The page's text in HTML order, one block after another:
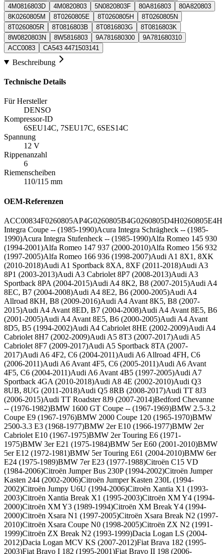
4M0816803D
4M0820803 5N0820803F 80A816803
80A820803
8K0260805M
8T0260805E 8T0260805H
8T0260805N
8T0260805R
8T0816803B 8T0816803G
8T0816803K
8W0820803N
8W5816803 9A781680300
9A781680310
ACC0083
CA543 4471503141
Beschreibung
Technische Details
Für Hersteller
DENSO
Kompressor-ID
6SEU14C, 7SEU17C, 6SES14C
Spannung
12 V
Rippenanzahl
6
Riemenscheiben
110/115 mm
OEM-Referenzen
ACC00834F0260805AP4G0260805B4G0260805D4H0260805E
Integra Coupe -- (1985-1990)Acura Integra Schrägheck -- (1985-
1990)Acura Integra Stufenheck -- (1985-1990)Alfa Romeo 145 930
(1994-2001)Alfa Romeo 147 937 (2000-2010)Alfa Romeo 156 932
(1997-2005)Alfa Romeo 166 936 (1998-2007)Audi A1 8X1, 8XK
(2010-2018)Audi A1 Sportback 8XA, 8XF (2011-2018)Audi A3
8P1 (2003-2013)Audi A3 Cabriolet 8P7 (2008-2013)Audi A3
Sportback 8PA (2004-2015)Audi A4 8K2, B8 (2007-2015)Audi A4
8EC, B7 (2004-2008)Audi A4 8E2, B6 (2000-2005)Audi A4
Allroad 8KH, B8 (2009-2016)Audi A4 Avant 8K5, B8 (2007-
2015)Audi A4 Avant 8ED, B7 (2004-2008)Audi A4 Avant 8E5, B6
(2001-2005)Audi A4 Avant 8E5, B6 (2000-2005)Audi A4 Avant
8D5, B5 (1994-2002)Audi A4 Cabriolet 8HE (2002-2009)Audi A4
Cabriolet 8H7 (2002-2009)Audi A5 8T3 (2007-2017)Audi A5
Cabriolet 8F7 (2009-2017)Audi A5 Sportback 8TA (2007-
2017)Audi A6 4F2, C6 (2004-2011)Audi A6 Allroad 4FH, C6
(2006-2011)Audi A6 Avant 4F5, C6 (2005-2011)Audi A6 Avant
4F5, C6 (2004-2011)Audi A6 Avant 4B5 (1997-2005)Audi A7
Sportback 4GA (2010-2018)Audi A8 4E (2002-2010)Audi Q3
8UB, 8UG (2011-2018)Audi Q5 8RB (2008-2017)Audi TT 8J3
(2006-2015)Audi TT Roadster 8J9 (2007-2014)Bedford Chevanne
-- (1976-1982)BMW 1600 GT Coupe -- (1967-1969)BMW 2.5-3.2
Coupe E9 (1967-1976)BMW 2000 Coupe 120 (1965-1970)BMW
2500-3.3 E3 (1968-1977)BMW 2er E10 (1966-1977)BMW 2er
Cabriolet E10 (1967-1975)BMW 2er Touring E6 (1971-
1975)BMW 3er E21 (1975-1984)BMW 5er E60 (2001-2010)BMW
5er E12 (1972-1981)BMW 5er Touring E61 (2004-2010)BMW 6er
E24 (1975-1989)BMW 7er E23 (1977-1988)Citroën C15 VD
(1984-2006)Citroën Jumper Bus 230P (1994-2002)Citroën Jumper
Kasten 244 (2002-2006)Citroën Jumper Kasten 230L (1994-
2002)Citroën Jumpy U6U (1994-2006)Citroën Xantia X1 (1993-
2003)Citroën Xantia Break X1 (1995-2003)Citroën XM Y4 (1994-
2000)Citroën XM Y3 (1989-1994)Citroën XM Break Y4 (1994-
2000)Citroën Xsara N1 (1997-2005)Citroën Xsara Break N2 (1997-
2010)Citroën Xsara Coupe N0 (1998-2005)Citroën ZX N2 (1991-
1999)Citroën ZX Break N2 (1993-1999)Dacia Logan LS (2004-
2012)Dacia Logan MCV KS (2007-2012)Fiat Brava 182 (1995-
2003)Fiat Bravo I 182 (1995-2001)Fiat Bravo II 198 (2006-